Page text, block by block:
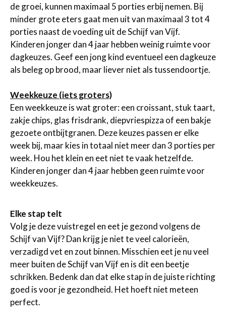
de groei, kunnen maximaal 5 porties erbij nemen. Bij
minder grote eters gaat men uit van maximaal 3 tot 4
porties naast de voeding uit de Schijf van Vijf.
Kinderen jonger dan 4 jaar hebben weinig ruimte voor
dagkeuzes. Geef een jong kind eventueel een dagkeuze
als beleg op brood, maar liever niet als tussendoortje.
Weekkeuze (iets groters)
Een weekkeuze is wat groter: een croissant, stuk taart,
zakje chips, glas frisdrank, diepvriespizza of een bakje
gezoete ontbijtgranen. Deze keuzes passen er elke
week bij, maar kies in totaal niet meer dan 3 porties per
week. Hou het klein en eet niet te vaak hetzelfde.
Kinderen jonger dan 4 jaar hebben geen ruimte voor
weekkeuzes.
Elke stap telt
Volg je deze vuistregel en eet je gezond volgens de
Schijf van Vijf? Dan krijg je niet te veel calorieën,
verzadigd vet en zout binnen. Misschien eet je nu veel
meer buiten de Schijf van Vijf en is dit een beetje
schrikken. Bedenk dan dat elke stap in de juiste richting
goed is voor je gezondheid. Het hoeft niet meteen
perfect.